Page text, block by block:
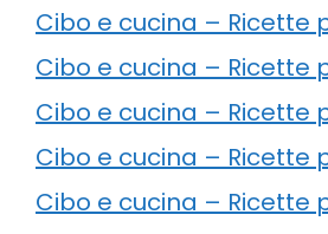
Cibo e cucina – Ricette
Cibo e cucina – Ricette
Cibo e cucina – Ricette
Cibo e cucina – Ricette
Cibo e cucina – Ricette